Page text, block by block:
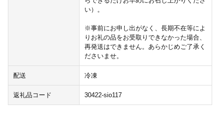
い）。
※事前にお申し出がなく、長期不在等によ
りお礼の品をお受取りできなかった場合、
再発送はできません。あらかじめご了承く
ださいませ。
配送 冷凍
返礼品コード 30422-sio117